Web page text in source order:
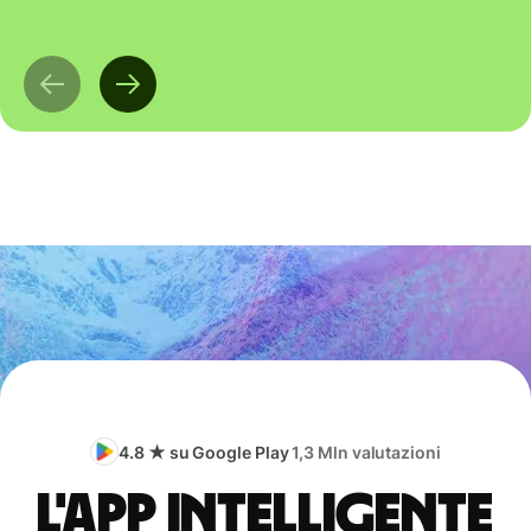
4.8 ★ su Google Play1,3 Mln valutazioni
L'app intelligente